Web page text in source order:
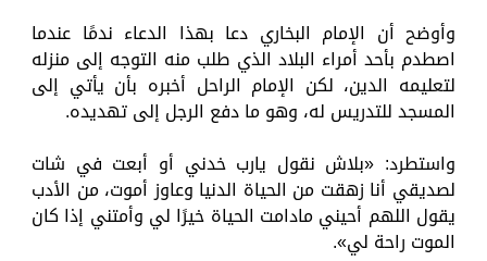
وأوضح أن الإمام البخاري دعا بهذا الدعاء ندمًا عندما
اصطدم بأحد أمراء البلاد الذي طلب منه التوجه إلى منزله
لتعليمه الدين، لكن الإمام الراحل أخبره بأن يأتي إلى
المسجد للتدريس له، وهو ما دفع الرجل إلى تهديده.
واستطرد: «بلاش نقول يارب خدني أو أبعت في شات
لصديقي أنا زهقت من الحياة الدنيا وعاوز أموت، من الأدب
يقول اللهم أحيني مادامت الحياة خيرًا لي وأمتني إذا كان
الموت راحة لي».